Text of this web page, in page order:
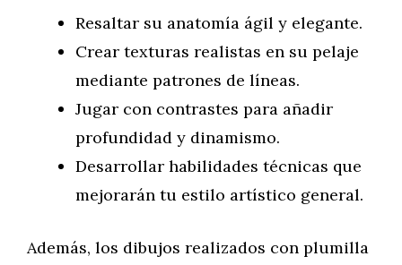
Resaltar su anatomía ágil y elegante.
Crear texturas realistas en su pelaje
mediante patrones de líneas.
Jugar con contrastes para añadir
profundidad y dinamismo.
Desarrollar habilidades técnicas que
mejorarán tu estilo artístico general.
Además, los dibujos realizados con plumilla